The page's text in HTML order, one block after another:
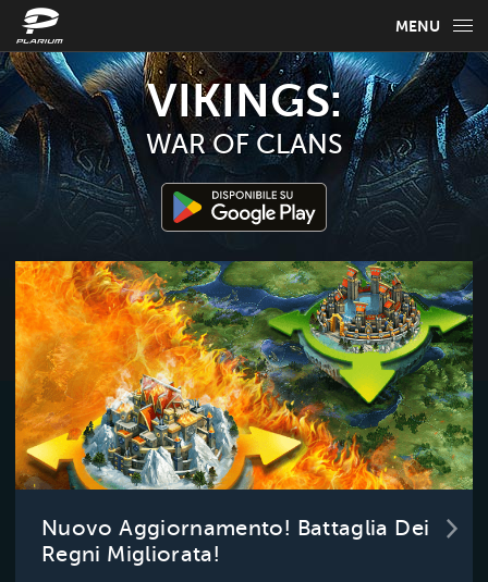
MENU
INFO
GUIDA AL GIOCO
FAQ
SELEZIONA LA TUA LINGUA
Italiano
VIKINGS:
WAR OF CLANS
Nuovo Aggiornamento! Battaglia Dei
Regni Migliorata!